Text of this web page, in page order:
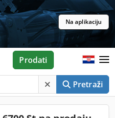
Na aplikaciju
Pretraži
Prodati